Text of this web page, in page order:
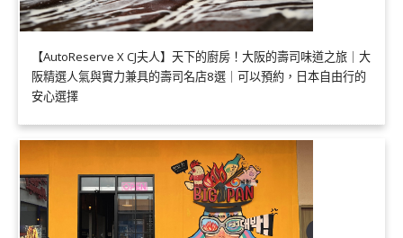
【AutoReserve X CJ夫人】天下的廚房！大阪的壽司味道之旅｜大
阪精選人氣與實力兼具的壽司名店8選｜可以預約，日本自由行的
安心選擇